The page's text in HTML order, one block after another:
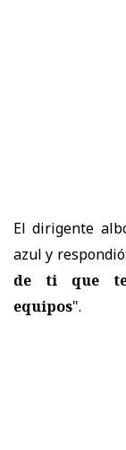
El dirigente
azul y
de ti que
equipos".